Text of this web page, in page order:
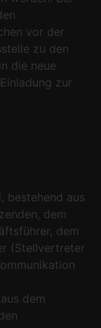
vor der
zu den
die neue
zur
bestehend aus
dem
dem
(Stellvertreter
dem